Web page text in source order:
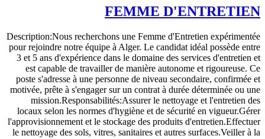
FEMME D'ENTRETIEN
Description:Nous recherchons une Femme d'Entretien expérimentée
pour rejoindre notre équipe à Alger. Le candidat idéal possède entre
3 et 5 ans d'expérience dans le domaine des services d'entretien et
est capable de travailler de manière autonome et rigoureuse. Ce
poste s'adresse à une personne de niveau secondaire, confirmée et
motivée, prête à s'engager sur un contrat à durée déterminée ou une
mission.Responsabilités:Assurer le nettoyage et l'entretien des
locaux selon les normes d'hygiène et de sécurité en vigueur.Gérer
l'approvisionnement et le stockage des produits d'entretien.Effectuer
le nettoyage des sols, vitres, sanitaires et autres surfaces.Veiller à la